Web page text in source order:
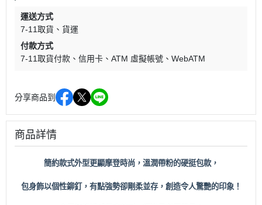
運送方式
7-11取貨
貨運
付款方式
7-11取貨付款
信用卡 ATM 虛擬帳號 WebATM
分享商品到
商品詳情
簡約款式外型更顯摩登時尚，溫潤帶粉的硬挺包款，
包身飾以個性鉚釘，有點強勢卻剛柔並存，創造令人驚艷的印象！